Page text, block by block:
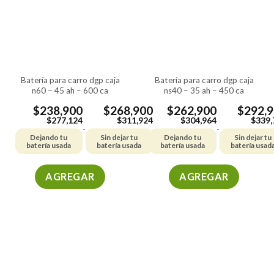
batería para carro dgp caja
n60 – 45 ah – 600 ca
$238,900
$277,124
Dejando tu
batería usada
-
$268,900
$311,924
Sin dejar tu
batería usada
AGREGAR
batería para carro dgp caja
ns40 – 35 ah – 450 ca
$262,900
$304,964
Dejando tu
batería usada
-
$
$
Sin dejar tu
batería
AGREGAR